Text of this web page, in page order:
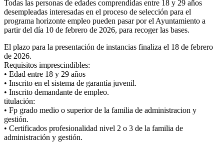
Todas las personas de edades comprendidas entre 18 y 29 años
desempleadas interesadas en el proceso de selección para el
programa horizonte empleo pueden pasar por el Ayuntamiento a
partir del día 10 de febrero de 2026, para recoger las bases.
El plazo para la presentación de instancias finaliza el 18 de febrero
de 2026.
Requisitos imprescindibles:
• Edad entre 18 y 29 años
• Inscrito en el sistema de garantía juvenil.
• Inscrito demandante de empleo.
titulación:
• Fp grado medio o superior de la familia de administracion y
gestión.
• Certificados profesionalidad nivel 2 o 3 de la familia de
administración y gestión.